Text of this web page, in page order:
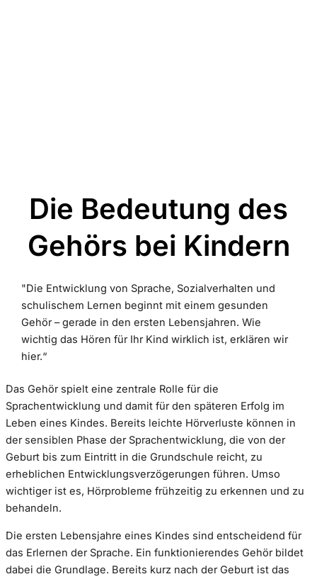
Die Bedeutung des
Gehörs bei Kindern
"Die Entwicklung von Sprache, Sozialverhalten und
schulischem Lernen beginnt mit einem gesunden
Gehör – gerade in den ersten Lebensjahren. Wie
wichtig das Hören für Ihr Kind wirklich ist, erklären wir
hier.“
Das Gehör spielt eine zentrale Rolle für die
Sprachentwicklung und damit für den späteren Erfolg im
Leben eines Kindes. Bereits leichte Hörverluste können in
der sensiblen Phase der Sprachentwicklung, die von der
Geburt bis zum Eintritt in die Grundschule reicht, zu
erheblichen Entwicklungsverzögerungen führen. Umso
wichtiger ist es, Hörprobleme frühzeitig zu erkennen und zu
behandeln.
Die ersten Lebensjahre eines Kindes sind entscheidend für
das Erlernen der Sprache. Ein funktionierendes Gehör bildet
dabei die Grundlage. Bereits kurz nach der Geburt ist das